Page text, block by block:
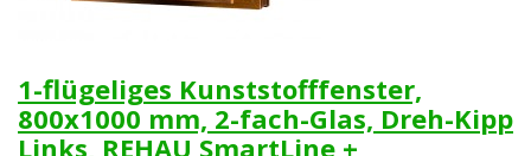
1-flügeliges Kunststofffenster,
800x1000 mm, 2-fach-Glas, Dreh-Kipp
Links, REHAU SmartLine +